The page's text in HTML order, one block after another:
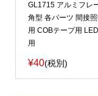
GL1715 アルミフレ
角型 各パーツ 間接
用 COBテープ用
用
¥40(税別)